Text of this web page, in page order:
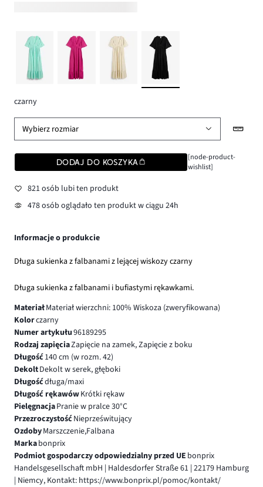
czarny
Wybierz rozmiar
DODAJ DO KOSZYKA
[node-product-
wishlist]
821 osób lubi ten produkt
478 osób oglądało ten produkt w ciągu 24h
Informacje o produkcie
Długa sukienka z falbanami z lejącej wiskozy czarny
Długa sukienka z falbanami i bufiastymi rękawkami.
MateriałMateriał wierzchni: 100% Wiskoza (zweryfikowana)
Kolorczarny
Numer artykułu96189295
Rodzaj zapięciaZapięcie na zamek, Zapięcie z boku
Długość140 cm (w rozm. 42)
DekoltDekolt w serek, głęboki
Długośćdługa/maxi
Długość rękawówKrótki rękaw
PielęgnacjaPranie w pralce 30°C
PrzezroczystośćNieprześwitujący
OzdobyMarszczenie,Falbana
Markabonprix
Podmiot gospodarczy odpowiedzialny przed UE bonprix
Handelsgesellschaft mbH | Haldesdorfer Straße 61 | 22179 Hamburg
| Niemcy, Kontakt: https://www.bonprix.pl/pomoc/kontakt/